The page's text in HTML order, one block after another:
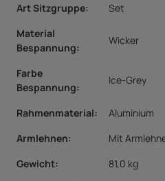
Art Sitzgruppe:
Set
Material
Bespannung:
Wicker
Farbe
Bespannung:
Ice-Grey
Rahmenmaterial:
Aluminium
Armlehnen:
Mit
Gewicht:
81,0 kg